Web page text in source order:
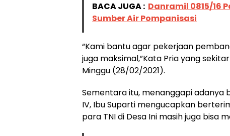
BACA JUGA : Danramil 0815/16
Sumber Air Pompanisasi
“Kami bantu agar pekerjaan
juga maksimal,”Kata Pria yang
Minggu (28/02/2021).
Sementara itu, menanggapi adanya
IV, Ibu Suparti mengucapkan
para TNI di Desa Ini masih juga